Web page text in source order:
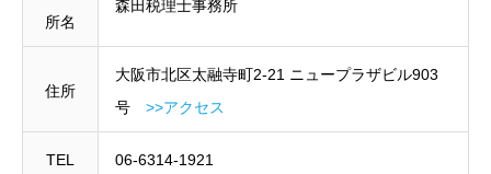
所名
森田税理士事務所
住所
大阪市北区太融寺町2-21 ニュープラザビル903
号 >>アクセス
TEL 06-6314-1921